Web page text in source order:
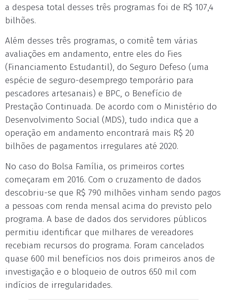
a despesa total desses três programas foi de R$ 107,4
bilhões.
Além desses três programas, o comitê tem várias
avaliações em andamento, entre eles do Fies
(Financiamento Estudantil), do Seguro Defeso (uma
espécie de seguro-desemprego temporário para
pescadores artesanais) e BPC, o Benefício de
Prestação Continuada. De acordo com o Ministério do
Desenvolvimento Social (MDS), tudo indica que a
operação em andamento encontrará mais R$ 20
bilhões de pagamentos irregulares até 2020.
No caso do Bolsa Família, os primeiros cortes
começaram em 2016. Com o cruzamento de dados
descobriu-se que R$ 790 milhões vinham sendo pagos
a pessoas com renda mensal acima do previsto pelo
programa. A base de dados dos servidores públicos
permitiu identificar que milhares de vereadores
recebiam recursos do programa. Foram cancelados
quase 600 mil benefícios nos dois primeiros anos de
investigação e o bloqueio de outros 650 mil com
indícios de irregularidades.